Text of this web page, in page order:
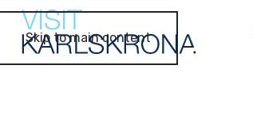
Skip to main content